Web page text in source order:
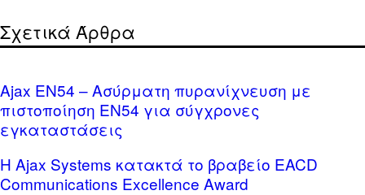
Σχετικά Άρθρα
Ajax EN54 – Ασύρματη πυρανίχνευση με
πιστοποίηση EN54 για σύγχρονες
εγκαταστάσεις
Η Ajax Systems κατακτά το βραβείο EACD
Communications Excellence Award